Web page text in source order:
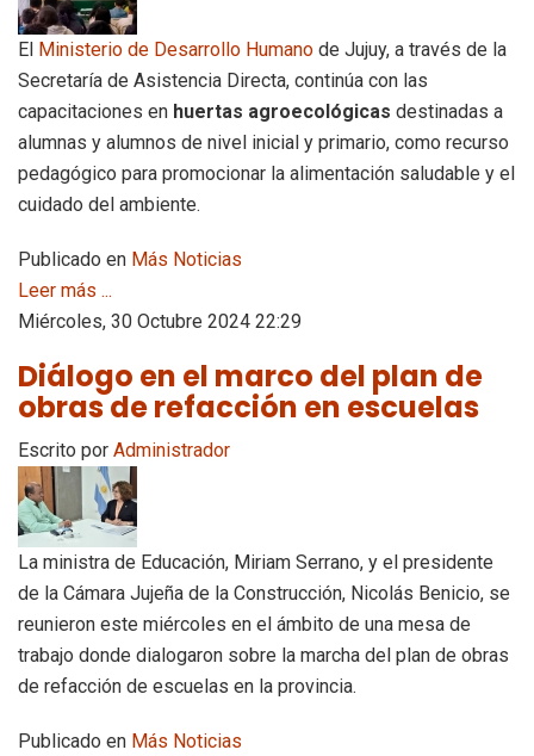
El Ministerio de Desarrollo Humano de Jujuy, a través de la
Secretaría de Asistencia Directa, continúa con las
capacitaciones en huertas agroecológicas destinadas a
alumnas y alumnos de nivel inicial y primario, como recurso
pedagógico para promocionar la alimentación saludable y el
cuidado del ambiente.
Publicado en Más Noticias
Leer más ...
Miércoles, 30 Octubre 2024 22:29
Diálogo en el marco del plan de
obras de refacción en escuelas
Escrito por Administrador
La ministra de Educación, Miriam Serrano, y el presidente
de la Cámara Jujeña de la Construcción, Nicolás Benicio, se
reunieron este miércoles en el ámbito de una mesa de
trabajo donde dialogaron sobre la marcha del plan de obras
de refacción de escuelas en la provincia.
Publicado en Más Noticias